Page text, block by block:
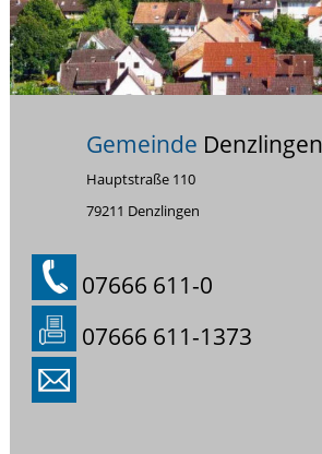
Gemeinde Denzlingen
Hauptstraße 110
79211 Denzlingen
07666 611-0
07666 611-1373